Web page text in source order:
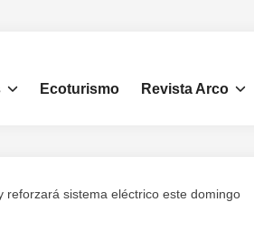
Ecoturismo Revista Arco
reforzará sistema eléctrico este domingo